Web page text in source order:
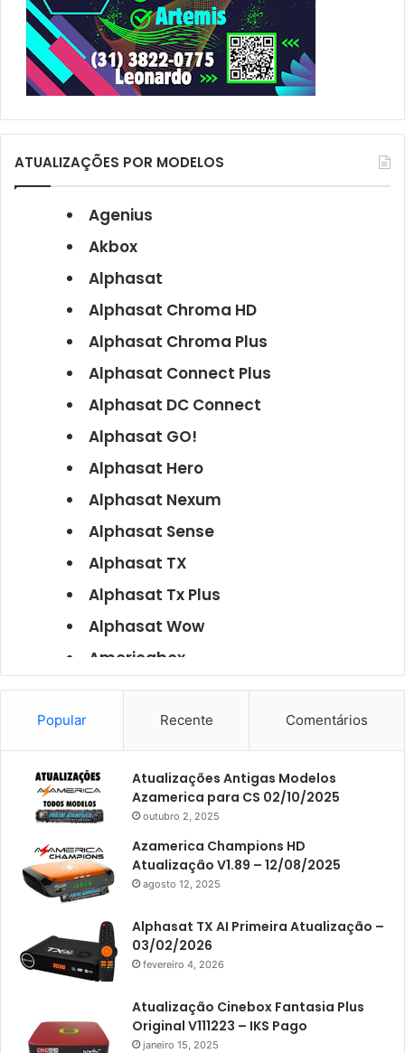
ATUALIZAÇÕES POR MODELOS
Agenius
Akbox
Alphasat
Alphasat Chroma HD
Alphasat Chroma Plus
Alphasat Connect Plus
Alphasat DC Connect
Alphasat GO!
Alphasat Hero
Alphasat Nexum
Alphasat Sense
Alphasat TX
Alphasat Tx Plus
Alphasat Wow
Americabox
Americabox S101
Americabox S105
Americabox S105 Plus
Americabox S205
Americabox S205 Plus
Americabox S305 Plus
Artcom
Athomics
Athomics Eon
Athomics i3
Athomics i3 Bold
Popular Recente Comentários
Atualizações Antigas Modelos
Azamerica para CS 02/10/2025
outubro 2, 2025
Azamerica Champions HD
Atualização V1.89 – 12/08/2025
agosto 12, 2025
Alphasat TX AI Primeira Atualização –
03/02/2026
fevereiro 4, 2026
Atualização Cinebox Fantasia Plus
Original V111223 – IKS Pago
janeiro 15, 2025